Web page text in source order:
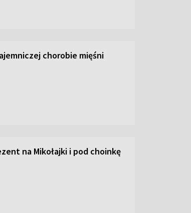
chorobie mięśni
na Mikołajki i pod choinkę